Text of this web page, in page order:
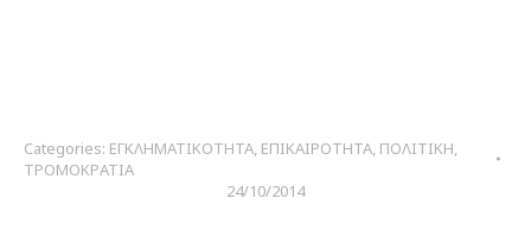
Categories: ΕΓΚΛΗΜΑΤΙΚΟΤΗΤΑ, ΕΠΙΚΑΙΡΟΤΗΤΑ, ΠΟΛΙΤΙΚΗ,
ΤΡΟΜΟΚΡΑΤΙΑ
24/10/2014